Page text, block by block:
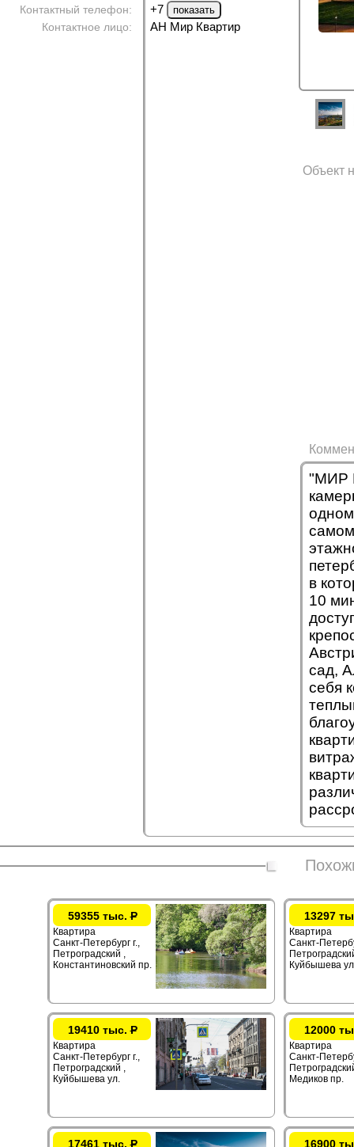
Контактный телефон: +7
Контактное лицо: АН Мир Квартир
Объект
"МИР
в
10
сад,
себя
59355 тыс.Р
Квартира
Санкт-Петербург г.,
Петроградский ,
Константиновский пр.
13297
Квартира
Санкт-
Куйбышева
19410 тыс.Р
Квартира
Санкт-Петербург г.,
Петроградский ,
Куйбышева ул.
12000
Квартира
Санкт-
Медиков пр.
17461 тыс.Р 16900